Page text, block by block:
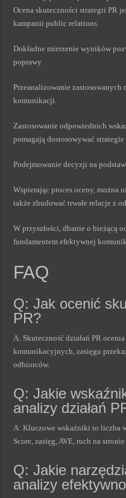
Ocena skuteczności strategii PR
kampanii public relations.
Dokładne mierzenie wyników
poprawy.
Przeanalizowanie
komunikacji.
Zastosowanie odpowiednich
pomagają dostosowywać
Podejmowanie decyzji na
Wspierając proces oceny, można
także zbudować trwałe relacje z
W przyszłości, dbanie o bieżącą
fundamentem efektywnej
FAQ
Q: Jak ocenić
PR?
A: Skuteczność działań PR
komunikacyjnych, zasięgu
odbiorców.
Q: Jakie
analizy działań
A: Kluczowe wskaźniki to liczba
Score, zasięg, AVE, ruch na
Q: Jakie
analizy